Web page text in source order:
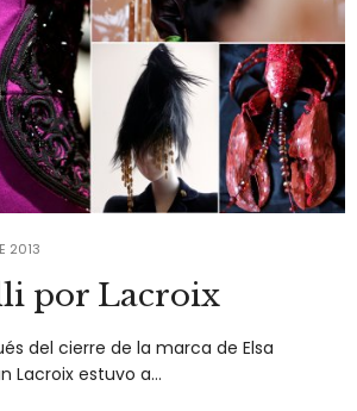
2013
por Lacroix
del cierre de la marca de Elsa
Lacroix estuvo a…